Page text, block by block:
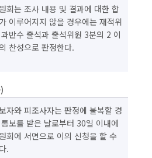
회는 조사 내용 및 결과에 대한 합
이루어지지 않을 경우에는 재적위
반수 출석과 출석위원 3분의 2 이
찬성으로 판정한다.
자와 피조사자는 판정에 불복할 경
보를 받은 날로부터 30일 이내에
회에 서면으로 이의 신청을 할 수
.